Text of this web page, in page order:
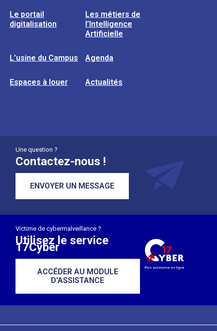
Le portail
digitalisation
Les métiers de
l’Intelligence
Artificielle
L’usine du Campus Agenda
Espaces à louer Actualités
Une question ?
Contactez-nous !
ENVOYER UN MESSAGE
Victime de cybermalveillance ?
Utilisez le service
17Cyber
ACCÉDER AU MODULE
D'ASSISTANCE